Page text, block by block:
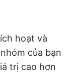
hoạt và
của bạn
trị cao hơn